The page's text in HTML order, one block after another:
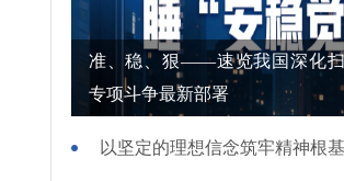
准、稳、狠——速览我国深化
专项斗争最新部署